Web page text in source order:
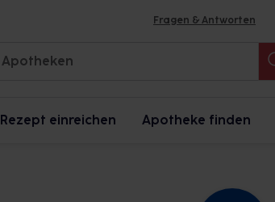
Fragen & Antworten
Rezept einreichen Apotheke finden